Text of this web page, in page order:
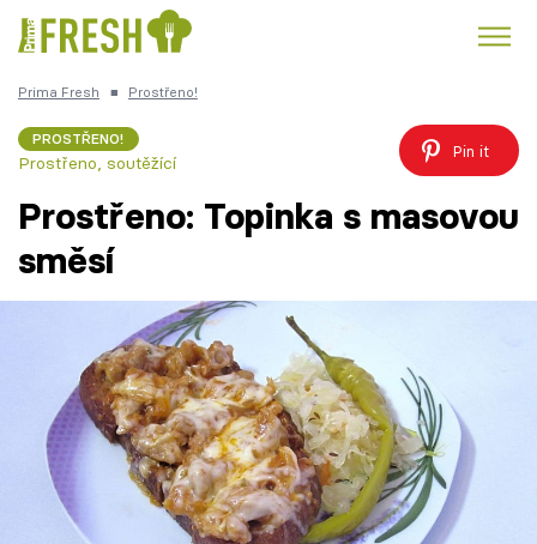
Česká kuchyně
Témata
Recepty
Články
TV Program
Prima Fresh ■ Prostřeno!
PROSTŘENO!
Prostřeno, soutěžící
Pin it
Prostřeno: Topinka s masovou
směsí